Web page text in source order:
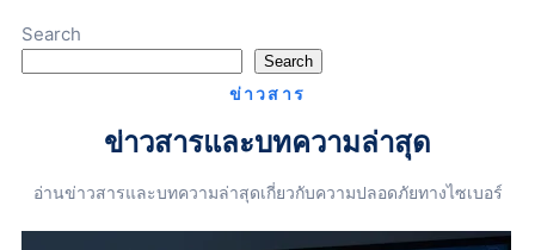
Search
Search
ข่าวสาร
ข่าวสารและบทความล่าสุด
อ่านข่าวสารและบทความล่าสุดเกี่ยวกับความปลอดภัยทางไซเบอร์